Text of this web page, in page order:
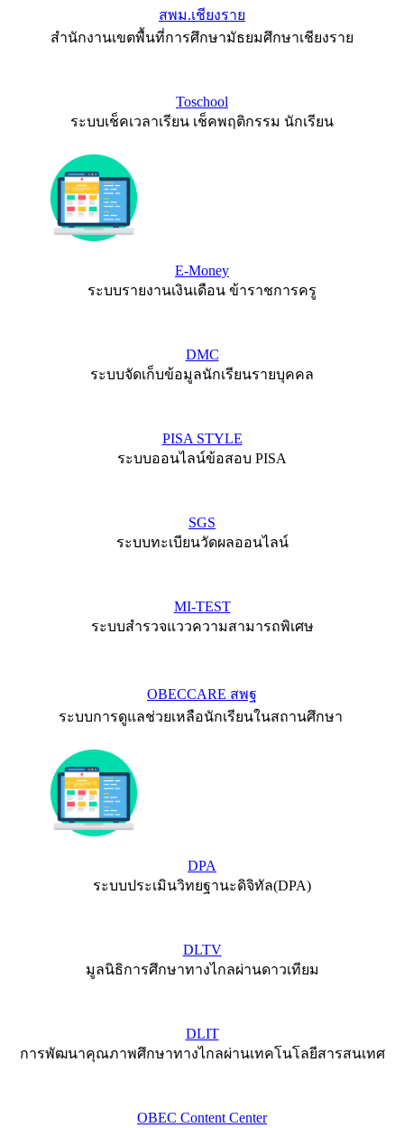
สพม.เชียงราย
สำนักงานเขตพื้นที่การศึกษามัธยมศึกษาเชียงราย
Toschool
ระบบเช็คเวลาเรียน เช็คพฤติกรรม นักเรียน
E-Money
ระบบรายงานเงินเดือน ข้าราชการครู
DMC
ระบบจัดเก็บข้อมูลนักเรียนรายบุคคล
PISA STYLE
ระบบออนไลน์ข้อสอบ PISA
SGS
ระบบทะเบียนวัดผลออนไลน์
MI-TEST
ระบบสำรวจแววความสามารถพิเศษ
OBECCARE สพฐ
ระบบการดูแลช่วยเหลือนักเรียนในสถานศึกษา
DPA
ระบบประเมินวิทยฐานะดิจิทัล(DPA)
DLTV
มูลนิธิการศึกษาทางไกลผ่านดาวเทียม
DLIT
การพัฒนาคุณภาพศึกษาทางไกลผ่านเทคโนโลยีสารสนเทศ
OBEC Content Center